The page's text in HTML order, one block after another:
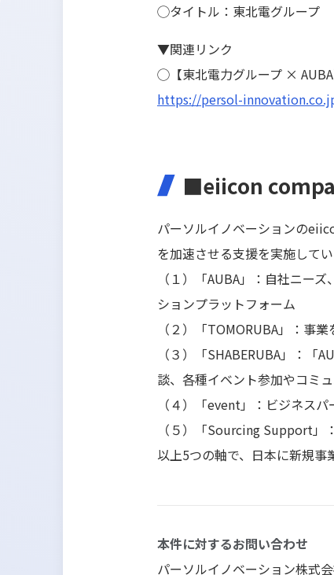
◯タイトル： 東北電グループ
▼関連リンク
◯【東北電力グループ × AUBA
https://persol-
■eiicon
パーソルイノベーションの
を加速させる支援を実施してい
（１）「AUBA」：自社ニー
ションプラットフォーム
（２）「TOMORUBA」：事
（３）「SHABERUBA」：「
談、各種イベント参加やコミ
（４）「event 」：ビジネス
（５）「Sourcing Support 」
以上5つの軸で、日本に新規
本件に対するお問い合わせ
パーソルイノベーション株式